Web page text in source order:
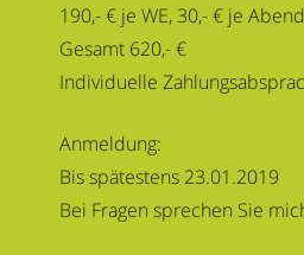
190,- € je WE, 30,- € je Abend
Gesamt 620,- €
Individuelle
Anmeldung:
Bis spätestens 23.01.2019
Bei Fragen sprechen Sie